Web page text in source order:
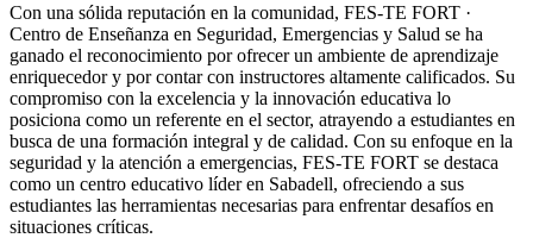
Con una sólida reputación en la comunidad, FES-TE FORT ·
Centro de Enseñanza en Seguridad, Emergencias y Salud se ha
ganado el reconocimiento por ofrecer un ambiente de aprendizaje
enriquecedor y por contar con instructores altamente calificados. Su
compromiso con la excelencia y la innovación educativa lo
posiciona como un referente en el sector, atrayendo a estudiantes en
busca de una formación integral y de calidad. Con su enfoque en la
seguridad y la atención a emergencias, FES-TE FORT se destaca
como un centro educativo líder en Sabadell, ofreciendo a sus
estudiantes las herramientas necesarias para enfrentar desafíos en
situaciones críticas.